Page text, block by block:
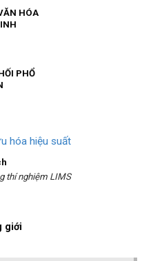
HÓA
PHỔ
thí nghiệm LIMS
giới